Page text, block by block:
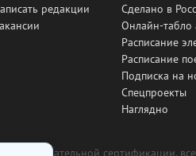
редакции
Сделано в
Онлайн-табло
Расписание
Расписание
Подписка на
Спецпроекты
Наглядно
обязательной сертификации,